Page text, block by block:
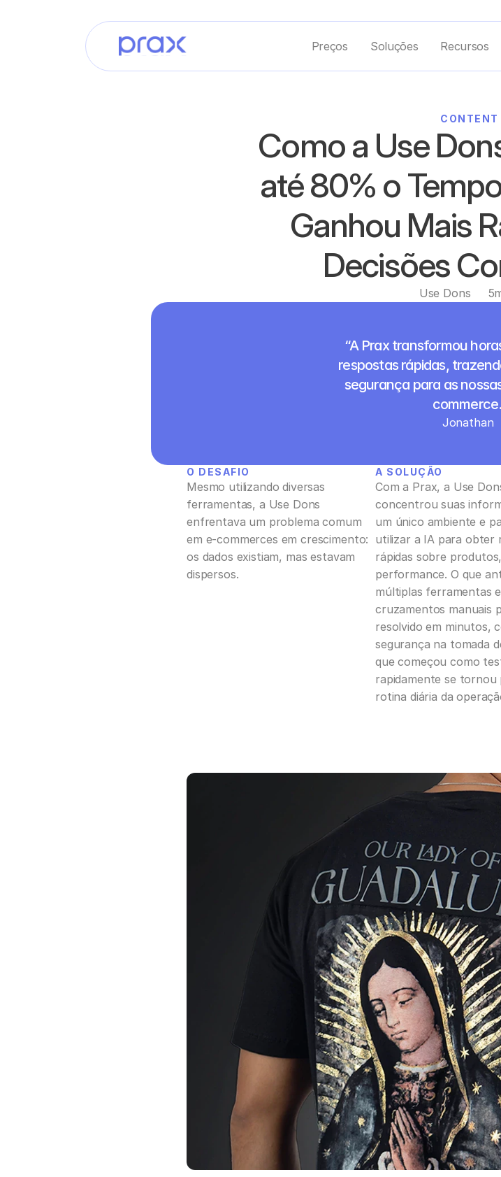
CONTENT
Como a Use
até 80% o
Ganhou Mais
Decisões
Use Dons 5
“A Prax transformou
respostas rápidas,
segurança para as
Jonathan
O DESAFIO
Mesmo utilizando diversas
ferramentas, a Use Dons
enfrentava um problema comum
em e-commerces em crescimento:
os dados existiam, mas estavam
dispersos.
A SOLUÇÃO
Com a Prax, a Use
concentrou suas
um único ambiente e
utilizar a IA para obter
rápidas sobre
performance. O que
múltiplas ferramentas e
cruzamentos manuais
resolvido em minutos,
segurança na tomada
que começou como
rapidamente se tornou
rotina diária da
Preços Soluções Recursos